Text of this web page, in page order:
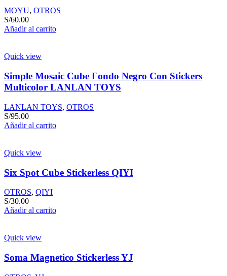
MOYU, OTROS
S/60.00
Añadir al carrito
Quick view
Simple Mosaic Cube Fondo Negro Con Stickers
Multicolor LANLAN TOYS
LANLAN TOYS, OTROS
S/95.00
Añadir al carrito
Quick view
Six Spot Cube Stickerless QIYI
OTROS, QIYI
S/30.00
Añadir al carrito
Quick view
Soma Magnetico Stickerless YJ